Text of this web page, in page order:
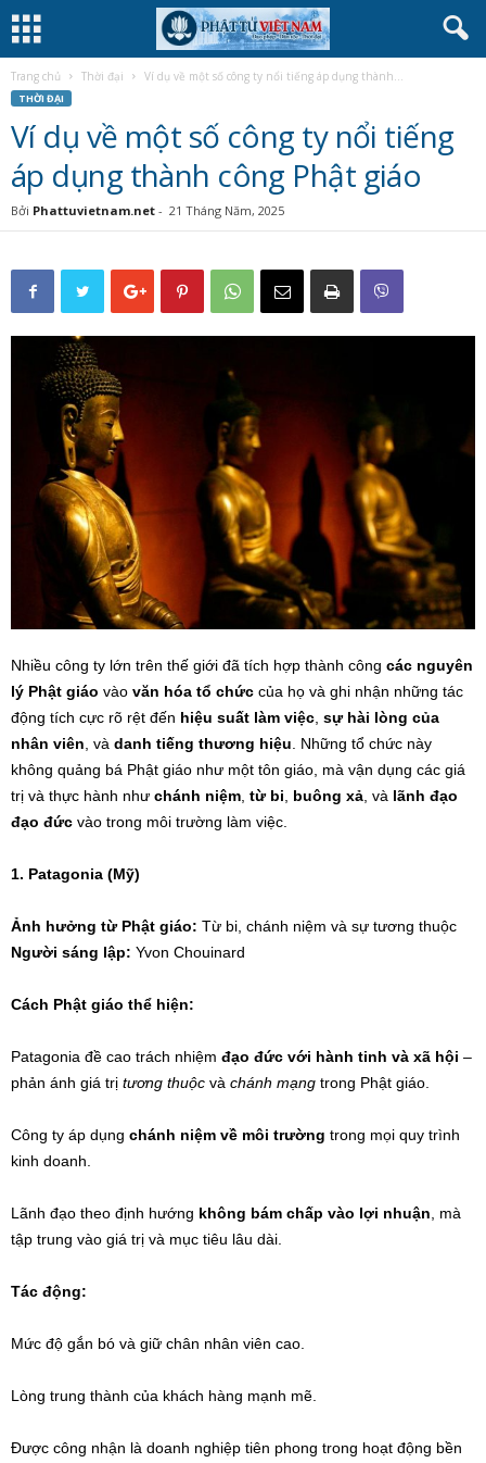
Trang chủ Thời đại Ví dụ về một số công ty nổi tiếng áp dụng thành...
THỜI ĐẠI
Ví dụ về một số công ty nổi tiếng
áp dụng thành công Phật giáo
Bởi Phattuvietnam.net - 21 Tháng Năm, 2025
Nhiều công ty lớn trên thế giới đã tích hợp thành công các nguyên
lý Phật giáo vào văn hóa tổ chức của họ và ghi nhận những tác
động tích cực rõ rệt đến hiệu suất làm việc sự hài lòng của
nhân viên , và danh tiếng thương hiệu . Những tổ chức này
không quảng bá Phật giáo như một tôn giáo, mà vận dụng các giá
trị và thực hành như chánh niệm từ bi buông xả , và lãnh đạo
đạo đức vào trong môi trường làm việc.
1. Patagonia (Mỹ)
Ảnh hưởng từ Phật giáo: Từ bi, chánh niệm và sự tương thuộc
Người sáng lập: Yvon Chouinard
Cách Phật giáo thể hiện:
Patagonia đề cao trách nhiệm đạo đức với hành tinh và xã hội –
phản ánh giá trị tương thuộc và chánh mạng trong Phật giáo.
Công ty áp dụng chánh niệm về môi trường trong mọi quy trình
kinh doanh.
Lãnh đạo theo định hướng không bám chấp vào lợi nhuận , mà
tập trung vào giá trị và mục tiêu lâu dài.
Tác động:
Mức độ gắn bó và giữ chân nhân viên cao.
Lòng trung thành của khách hàng mạnh mẽ.
Được công nhận là doanh nghiệp tiên phong trong hoạt động bền